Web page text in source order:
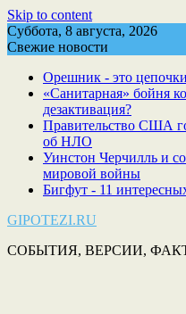
Skip to content
Суббота, 8 августа, 2026
Свежие новости
Орешник - это
«Санитарная» бойня
дезактивация?
Правительство США
об НЛО
Уинстон Черчилль и
мировой войны
Бигфут - 11
GIPOTEZI.RU
СОБЫТИЯ, ВЕРСИИ,